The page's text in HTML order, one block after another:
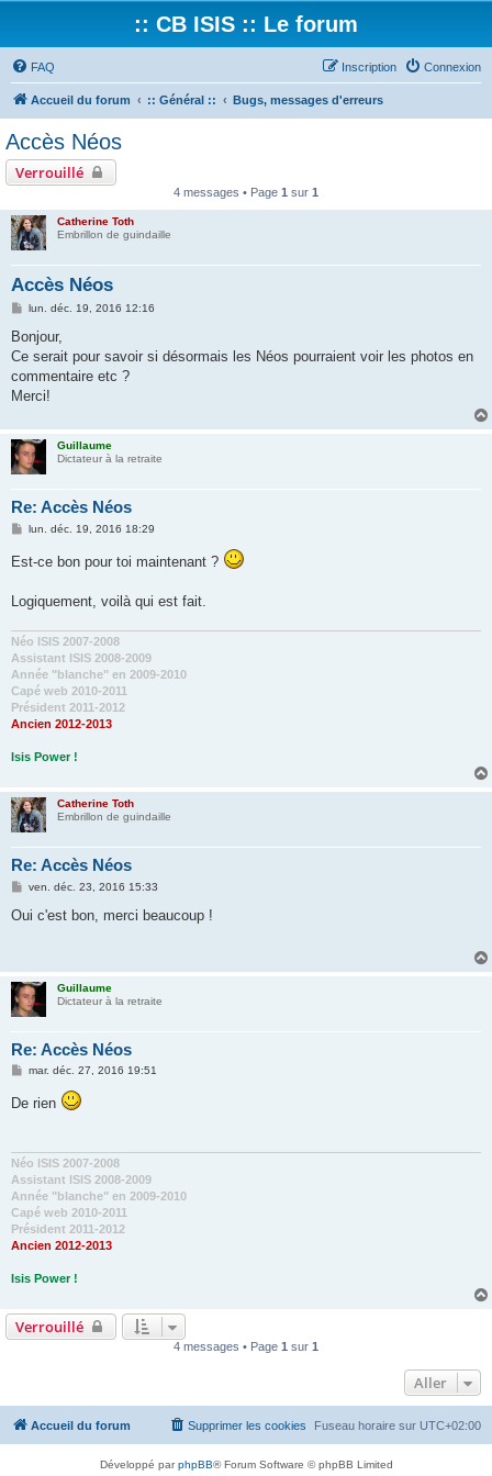
:: CB ISIS :: Le forum
FAQ Connexion
Inscription
Accueil du forum :: Général :: Bugs, messages d'erreurs
Accès Néos
Verrouillé
4 messages • Page 1 sur 1
Catherine Toth
Embrillon de guindaille
Accès Néos
M
s
a
g
lun. déc. 19, 2016 12:16
Bonjour,
Ce serait pour savoir si désormais les Néos pourraient voir les photos en
commentaire etc ?
Merci!
Guillaume
Dictateur à la retraite
Re: Accès Néos
M
s
e
lun. déc. 19, 2016 18:29
Est-ce bon pour toi maintenant ?
Logiquement, voilà qui est fait.
Néo ISIS 2007-2008
Assistant ISIS 2008-2009
Année "blanche" en 2009-2010
Capé web 2010-2011
Président 2011-2012
Ancien 2012-2013
Isis Power !
Catherine Toth
Embrillon de guindaille
Re: Accès Néos
M
s
ven. déc. 23, 2016 15:33
Oui c'est bon, merci beaucoup !
Guillaume
Dictateur à la retraite
Re: Accès Néos
M
s
mar. déc. 27, 2016 19:51
De rien
Néo ISIS 2007-2008
Assistant ISIS 2008-2009
Année "blanche" en 2009-2010
Capé web 2010-2011
Président 2011-2012
Ancien 2012-2013
Isis Power !
Verrouillé
4 messages • Page 1 sur 1
Aller
Accueil du forum Fuseau horaire sur UTC+02:00
Supprimer les cookies
Développé parphpBB® Forum Software © phpBB Limited